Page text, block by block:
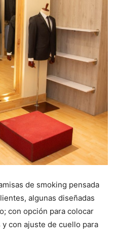
de smoking pensada
algunas diseñadas
con opción para colocar
con ajuste de cuello para